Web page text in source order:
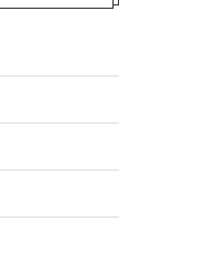
La Guerra Civil protagoniza